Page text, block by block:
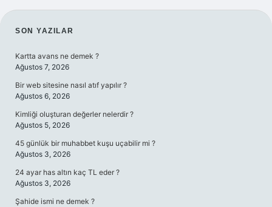
SIDEBAR
SON YAZILAR
Kartta avans ne demek ?
Ağustos 7, 2026
Bir web sitesine nasıl atıf yapılır ?
Ağustos 6, 2026
Kimliği oluşturan değerler nelerdir ?
Ağustos 5, 2026
45 günlük bir muhabbet kuşu uçabilir mi ?
Ağustos 3, 2026
24 ayar has altın kaç TL eder ?
Ağustos 3, 2026
Şahide ismi ne demek ?